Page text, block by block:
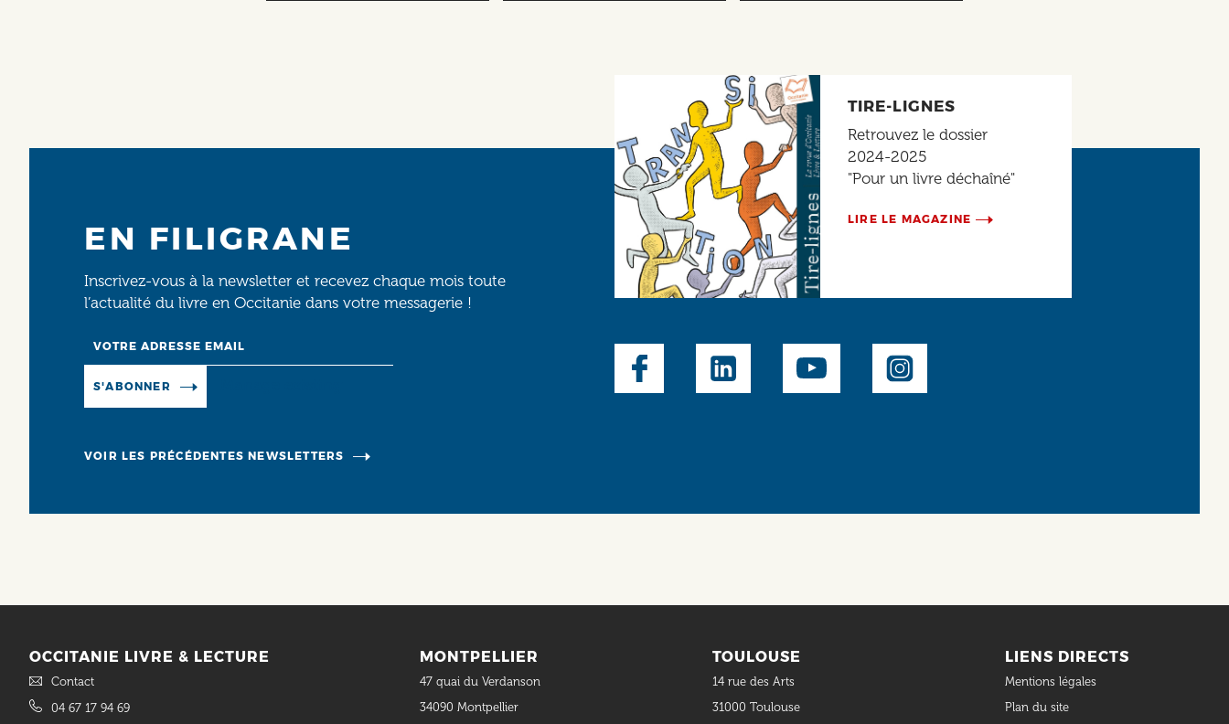
EN FILIGRANE
Inscrivez-vous à la newsletter et recevez chaque mois toute
l’actualité du livre en Occitanie dans votre messagerie !
S'ABONNER
VOIR LES PRÉCÉDENTES NEWSLETTERS
TIRE-LIGNES
Retrouvez le dossier
2024-2025
"Pour un livre déchaîné"
LIRE LE MAGAZINE
Social
OCCITANIE LIVRE & LECTURE
Contact
04 67 17 94 69
MONTPELLIER
47 quai du Verdanson
34090 Montpellier
TOULOUSE
14 rue des Arts
31000 Toulouse
LIENS DIRECTS
Mentions légales
Plan du site